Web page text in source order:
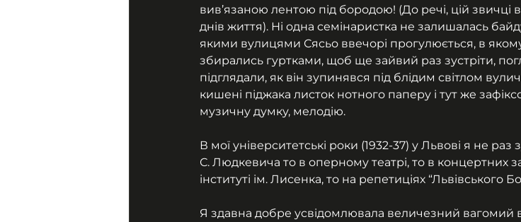
вив’язаною лентою під бородою! (До речі, цій звичці
днів життя). Ні одна семінаристка не залишалась
якими вулицями Сясьо ввечорі прогулюється, в
збирались гуртками, щоб ще зайвий раз зустріти,
підглядали, як він зупинявся під блідим світлом
кишені піджака листок нотного паперу і тут же
музичну думку, мелодію.
В мої університетські роки (1932-37) у Львові я не раз
С. Людкевича то в оперному театрі, то в концертних
інституті ім. Лисенка, то на репетиціях “Львівського
Я здавна добре усвідомлювала величезний вагомий